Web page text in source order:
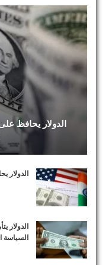
الدولار يحافظ
الدولار
الدولار
السياسة